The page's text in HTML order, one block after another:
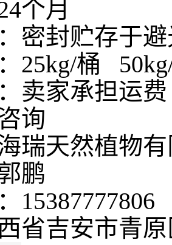
个月
密封贮存于
25kg/桶
卖家承担运
询
瑞天然植物
鹏
15387777806
省吉安市青